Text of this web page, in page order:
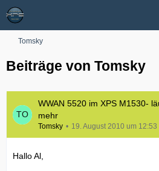
Tomsky
Beiträge von Tomsky
WWAN 5520 im XPS M1530-
mehr
Tomsky 19. August 2010 um 12:53
Hallo Al,